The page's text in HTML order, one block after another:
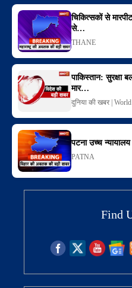
चिकित्सकों से
से…
THANE
पाकिस्तान: सुरक्षा
मार…
दुनिया की खबर |
पटना उच्च
PATNA
Find